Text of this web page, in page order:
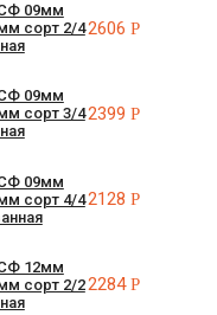
09мм
сорт 2/42606Р
09мм
сорт 3/42399Р
09мм
сорт 4/42128Р
12мм
сорт 2/22284Р